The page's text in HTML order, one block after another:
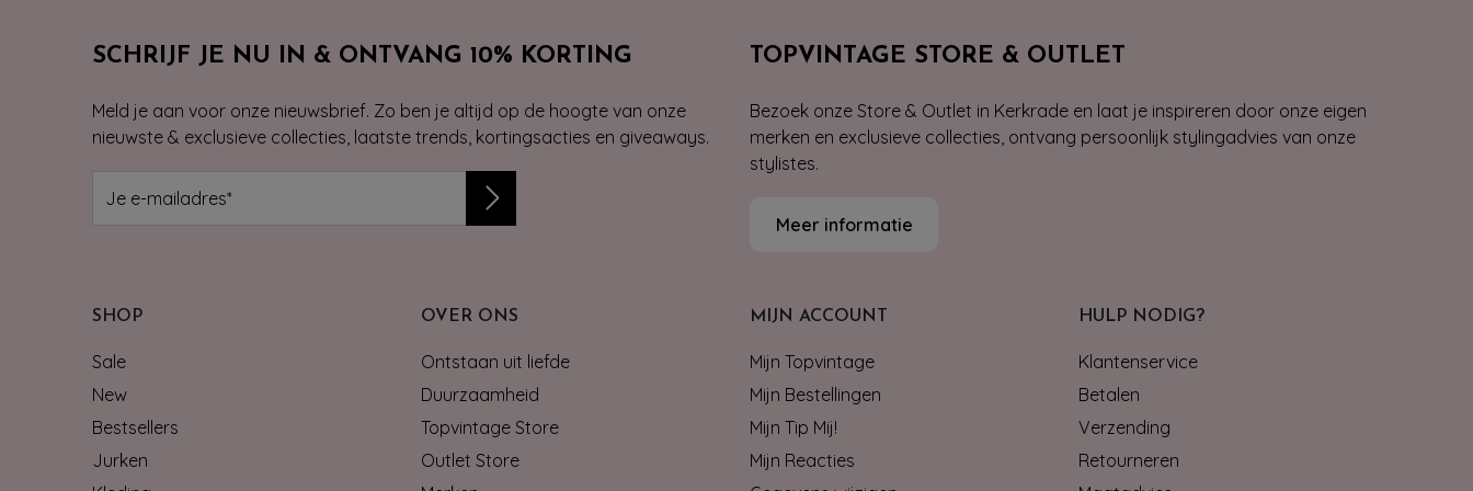
SCHRIJF JE NU IN & ONTVANG 10% KORTING
Meld je aan voor onze nieuwsbrief. Zo ben je altijd op de hoogte van onze
nieuwste & exclusieve collecties, laatste trends, kortingsacties en giveaways.
TOPVINTAGE STORE & OUTLET
Bezoek onze Store & Outlet in Kerkrade en laat je inspireren door onze eigen
merken en exclusieve collecties, ontvang persoonlijk stylingadvies van onze
stylistes.
Meer informatie
SHOP
Sale
New
Bestsellers
Jurken
OVER ONS
Ontstaan uit liefde
Duurzaamheid
Topvintage Store
Outlet Store
MIJN ACCOUNT
Mijn Topvintage
Mijn Bestellingen
Mijn Tip Mij!
Mijn Reacties
HULP NODIG?
Klantenservice
Betalen
Verzending
Retourneren